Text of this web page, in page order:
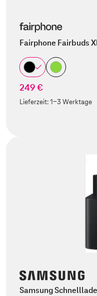
Fairphone Fairbuds
249 €
Lieferzeit:1-3 Werktage
Samsung